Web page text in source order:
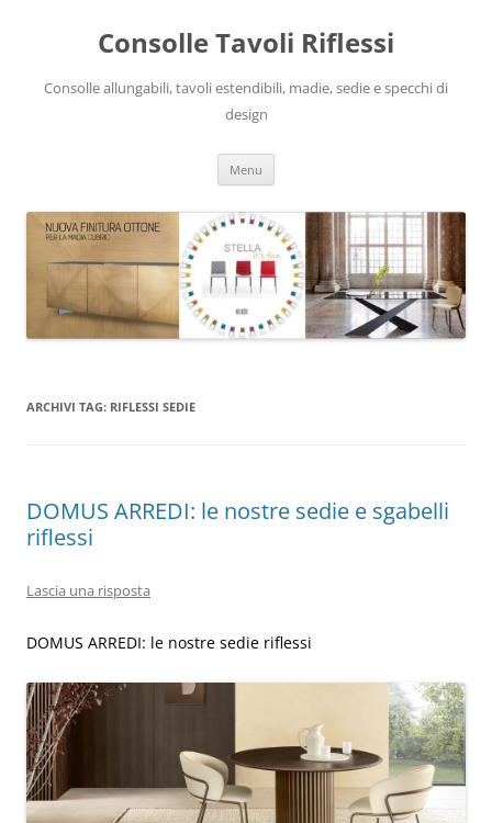
contenutoConsolle Tavoli Riflessi
Consolle allungabili, tavoli estendibili, madie, sedie e specchi di
design
Menu
ARCHIVI TAG: RIFLESSI SEDIE
DOMUS ARREDI: le nostre sedie e sgabelli
riflessi
Lascia una risposta
DOMUS ARREDI: le nostre sedie riflessi